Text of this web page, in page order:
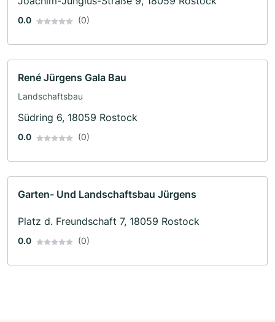
0.0 (0)
René Jürgens Gala Bau
Landschaftsbau
Südring 6, 18059 Rostock
0.0 (0)
Garten- Und Landschaftsbau Jürgens
Platz d. Freundschaft 7, 18059 Rostock
0.0 (0)